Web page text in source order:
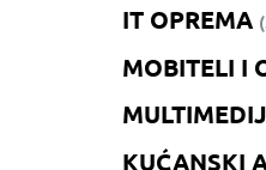
IT OPREMA
MOBITELI I
KUĆANSKI